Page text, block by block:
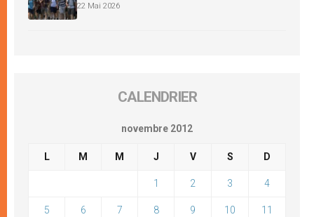
22 Mai 2026
CALENDRIER
novembre 2012
L M M J V S D
1 2 3 4
5 6 7 8 9 10 11